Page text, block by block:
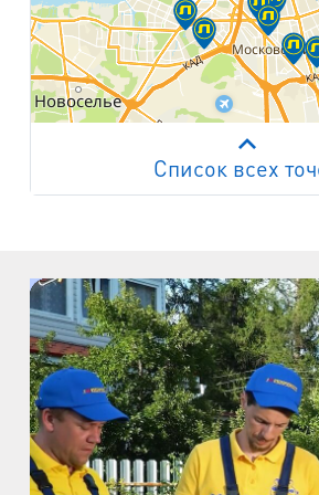
м. Пр. Ветеранов
пр. Ветеранов, д.9
м. Ул. Дыбенко
пр. Большевиков, д.25
м. Комендантский пр.
Список всех